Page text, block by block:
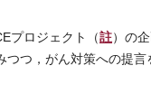
プロジェクト（註）の
つ，がん対策への提